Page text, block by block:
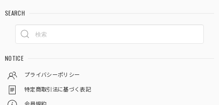
SEARCH
NOTICE
プライバシーポリシー
特定商取引法に基づく表記